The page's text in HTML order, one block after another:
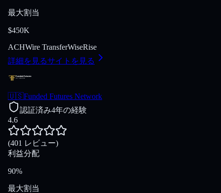
最大割当
$450K
ACHWire TransferWiseRise
詳細を見るサイトを見る
🇺🇸Funded Futures Network
認証済み4年の経験
4.6
(401 レビュー)
利益分配
90%
最大割当